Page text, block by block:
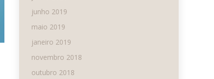
junho 2019
maio 2019
janeiro 2019
novembro 2018
outubro 2018